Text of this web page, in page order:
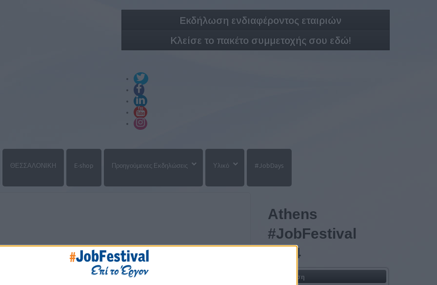
Εκδήλωση ενδιαφέροντος εταιριών
Κλείσε το πακέτο συμμετοχής σου εδώ!
ΘΕΣΣΑΛΟΝΙΚΗ E-shop Προηγούμενες Εκδηλώσεις Υλικό #JobDays
Athens
#JobFestival
2024
Η Δράση